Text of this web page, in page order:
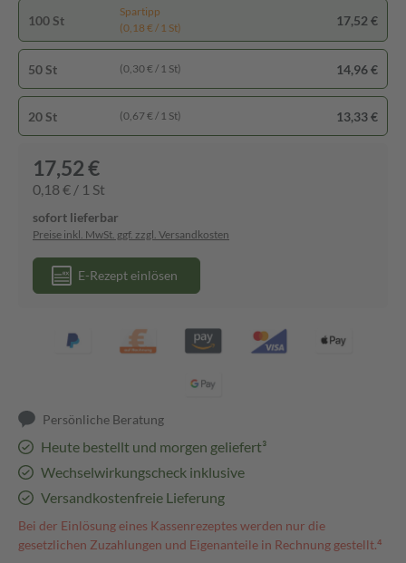
100 St
Spartipp
(0,18 € / 1 St)
17,52 €
50 St (0,30 € / 1 St) 14,96 €
20 St (0,67 € / 1 St) 13,33 €
17,52 €
0,18 € / 1 St
sofort lieferbar
Preise inkl. MwSt. ggf. zzgl. Versandkosten
E-Rezept einlösen
Persönliche Beratung
Heute bestellt und morgen geliefert³
Wechselwirkungscheck inklusive
Versandkostenfreie Lieferung
Bei der Einlösung eines Kassenrezeptes werden nur die
gesetzlichen Zuzahlungen und Eigenanteile in Rechnung gestellt.⁴